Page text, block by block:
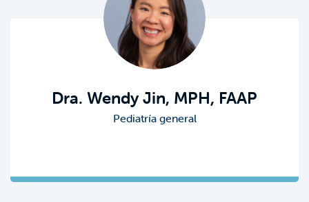
Dra. Wendy Jin, MPH, FAAP
Pediatría general